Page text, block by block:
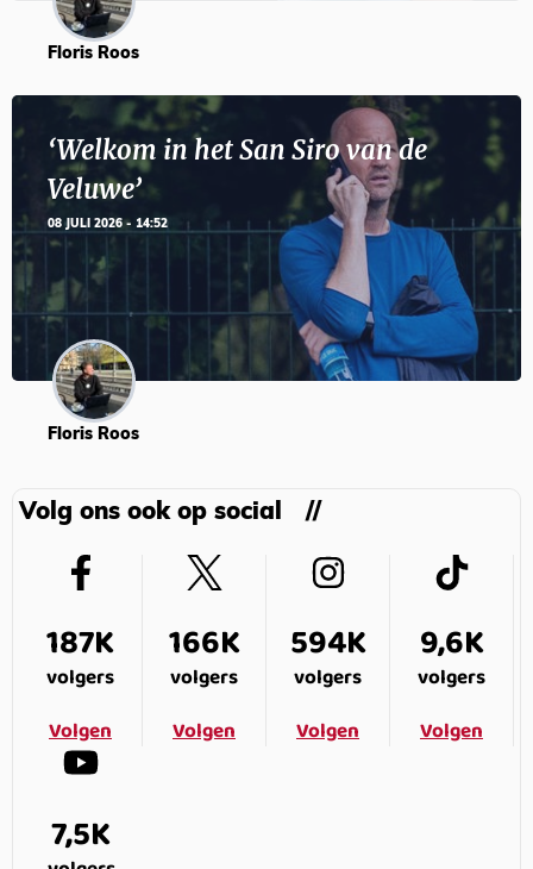
Floris Roos
‘Welkom in het San Siro van de
Veluwe’
08 JULI 2026 - 14:52
Floris Roos
Volg ons ook op social
187K
volgers
Volgen
166K
volgers
Volgen
594K
volgers
Volgen
9,6K
volgers
Volgen
7,5K